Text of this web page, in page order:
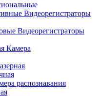
Видеорегистраторы
Видеорегистраторы
Камера
распознавания